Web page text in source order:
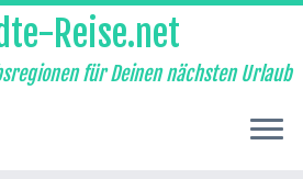
Reise.net
für Deinen nächsten Urlaub